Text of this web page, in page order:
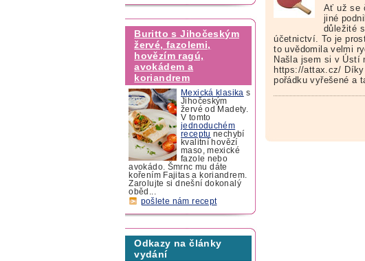
Buritto s Jihočeským
žervé, fazolemi,
hovězím ragú,
avokádem a
koriandrem
Mexická klasika s
Jihočeským
žervé od Madety.
V tomto
jednoduchém
receptu nechybí
kvalitní hovězí
maso, mexické
fazole nebo
avokádo. Šmrnc mu dáte
kořením Fajitas a koriandrem.
Zarolujte si dnešní dokonalý
oběd...
pošlete nám recept
Odkazy na články
vydání
Ať už se
jiné
důležité
účetnictví. To je
to uvědomila velmi
Našla jsem si v Ústí
https://attax.cz/
pořádku vyřešené a